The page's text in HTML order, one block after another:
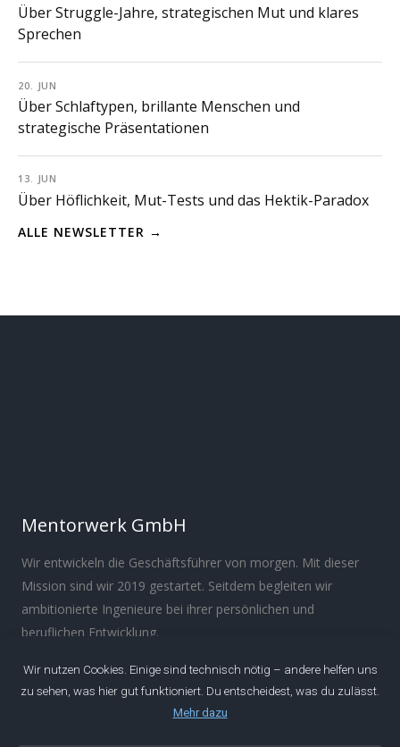
Über Struggle-Jahre, strategischen Mut und klares
Sprechen
20. JUN
Über Schlaftypen, brillante Menschen und
strategische Präsentationen
13. JUN
Über Höflichkeit, Mut-Tests und das Hektik-Paradox
ALLE NEWSLETTER →
Mentorwerk GmbH
Wir entwickeln die Geschäftsführer von morgen. Mit dieser
Mission sind wir 2019 gestartet. Seitdem begleiten wir
ambitionierte Ingenieure bei ihrer persönlichen und
beruflichen Entwicklung.
Über Manifest Impressum Datenschutz